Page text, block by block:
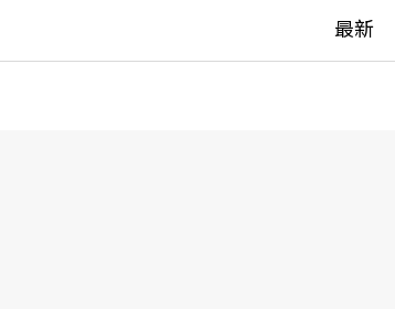
最新
活動